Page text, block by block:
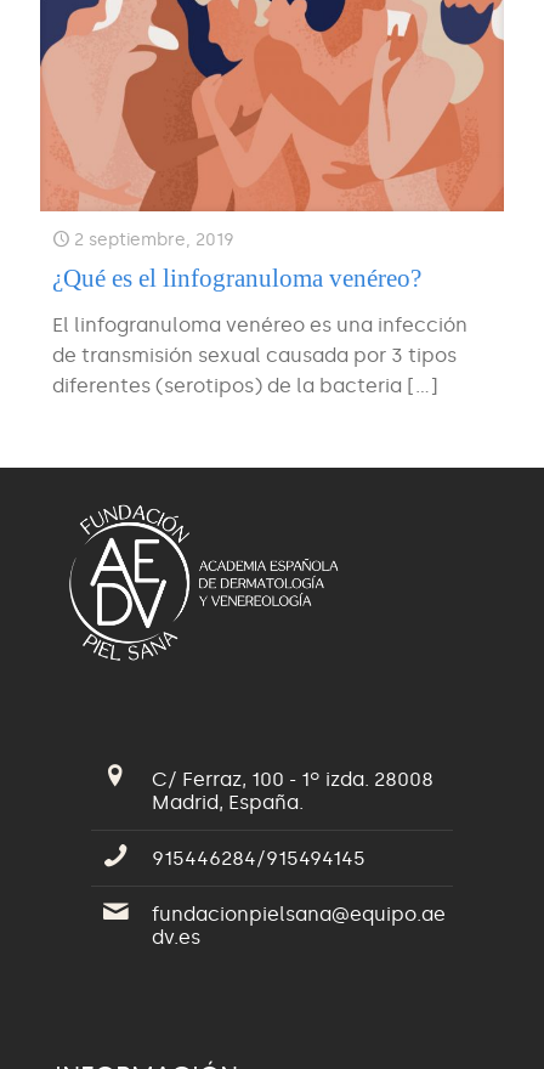
2 septiembre, 2019
¿Qué es el linfogranuloma venéreo?
El linfogranuloma venéreo es una infección
de transmisión sexual causada por 3 tipos
diferentes (serotipos) de la bacteria […]
C/ Ferraz, 100 - 1º izda. 28008
Madrid, España.
915446284/915494145
fundacionpielsana@equipo.ae
dv.es